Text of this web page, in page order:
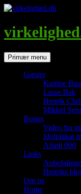
Hop
indhold
SøgPrimær menu
Gæster
Katrine
Lasse Bak
Henrik
Mikkel
Bonus
Video fra
Idolplakat
Afsnit 000
Links
Henriks
Om os
Home